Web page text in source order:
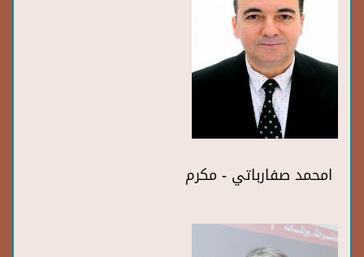
امحمد صفارباتي - مكرم